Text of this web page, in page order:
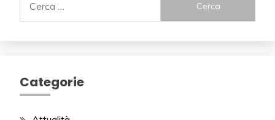
per:
Categorie